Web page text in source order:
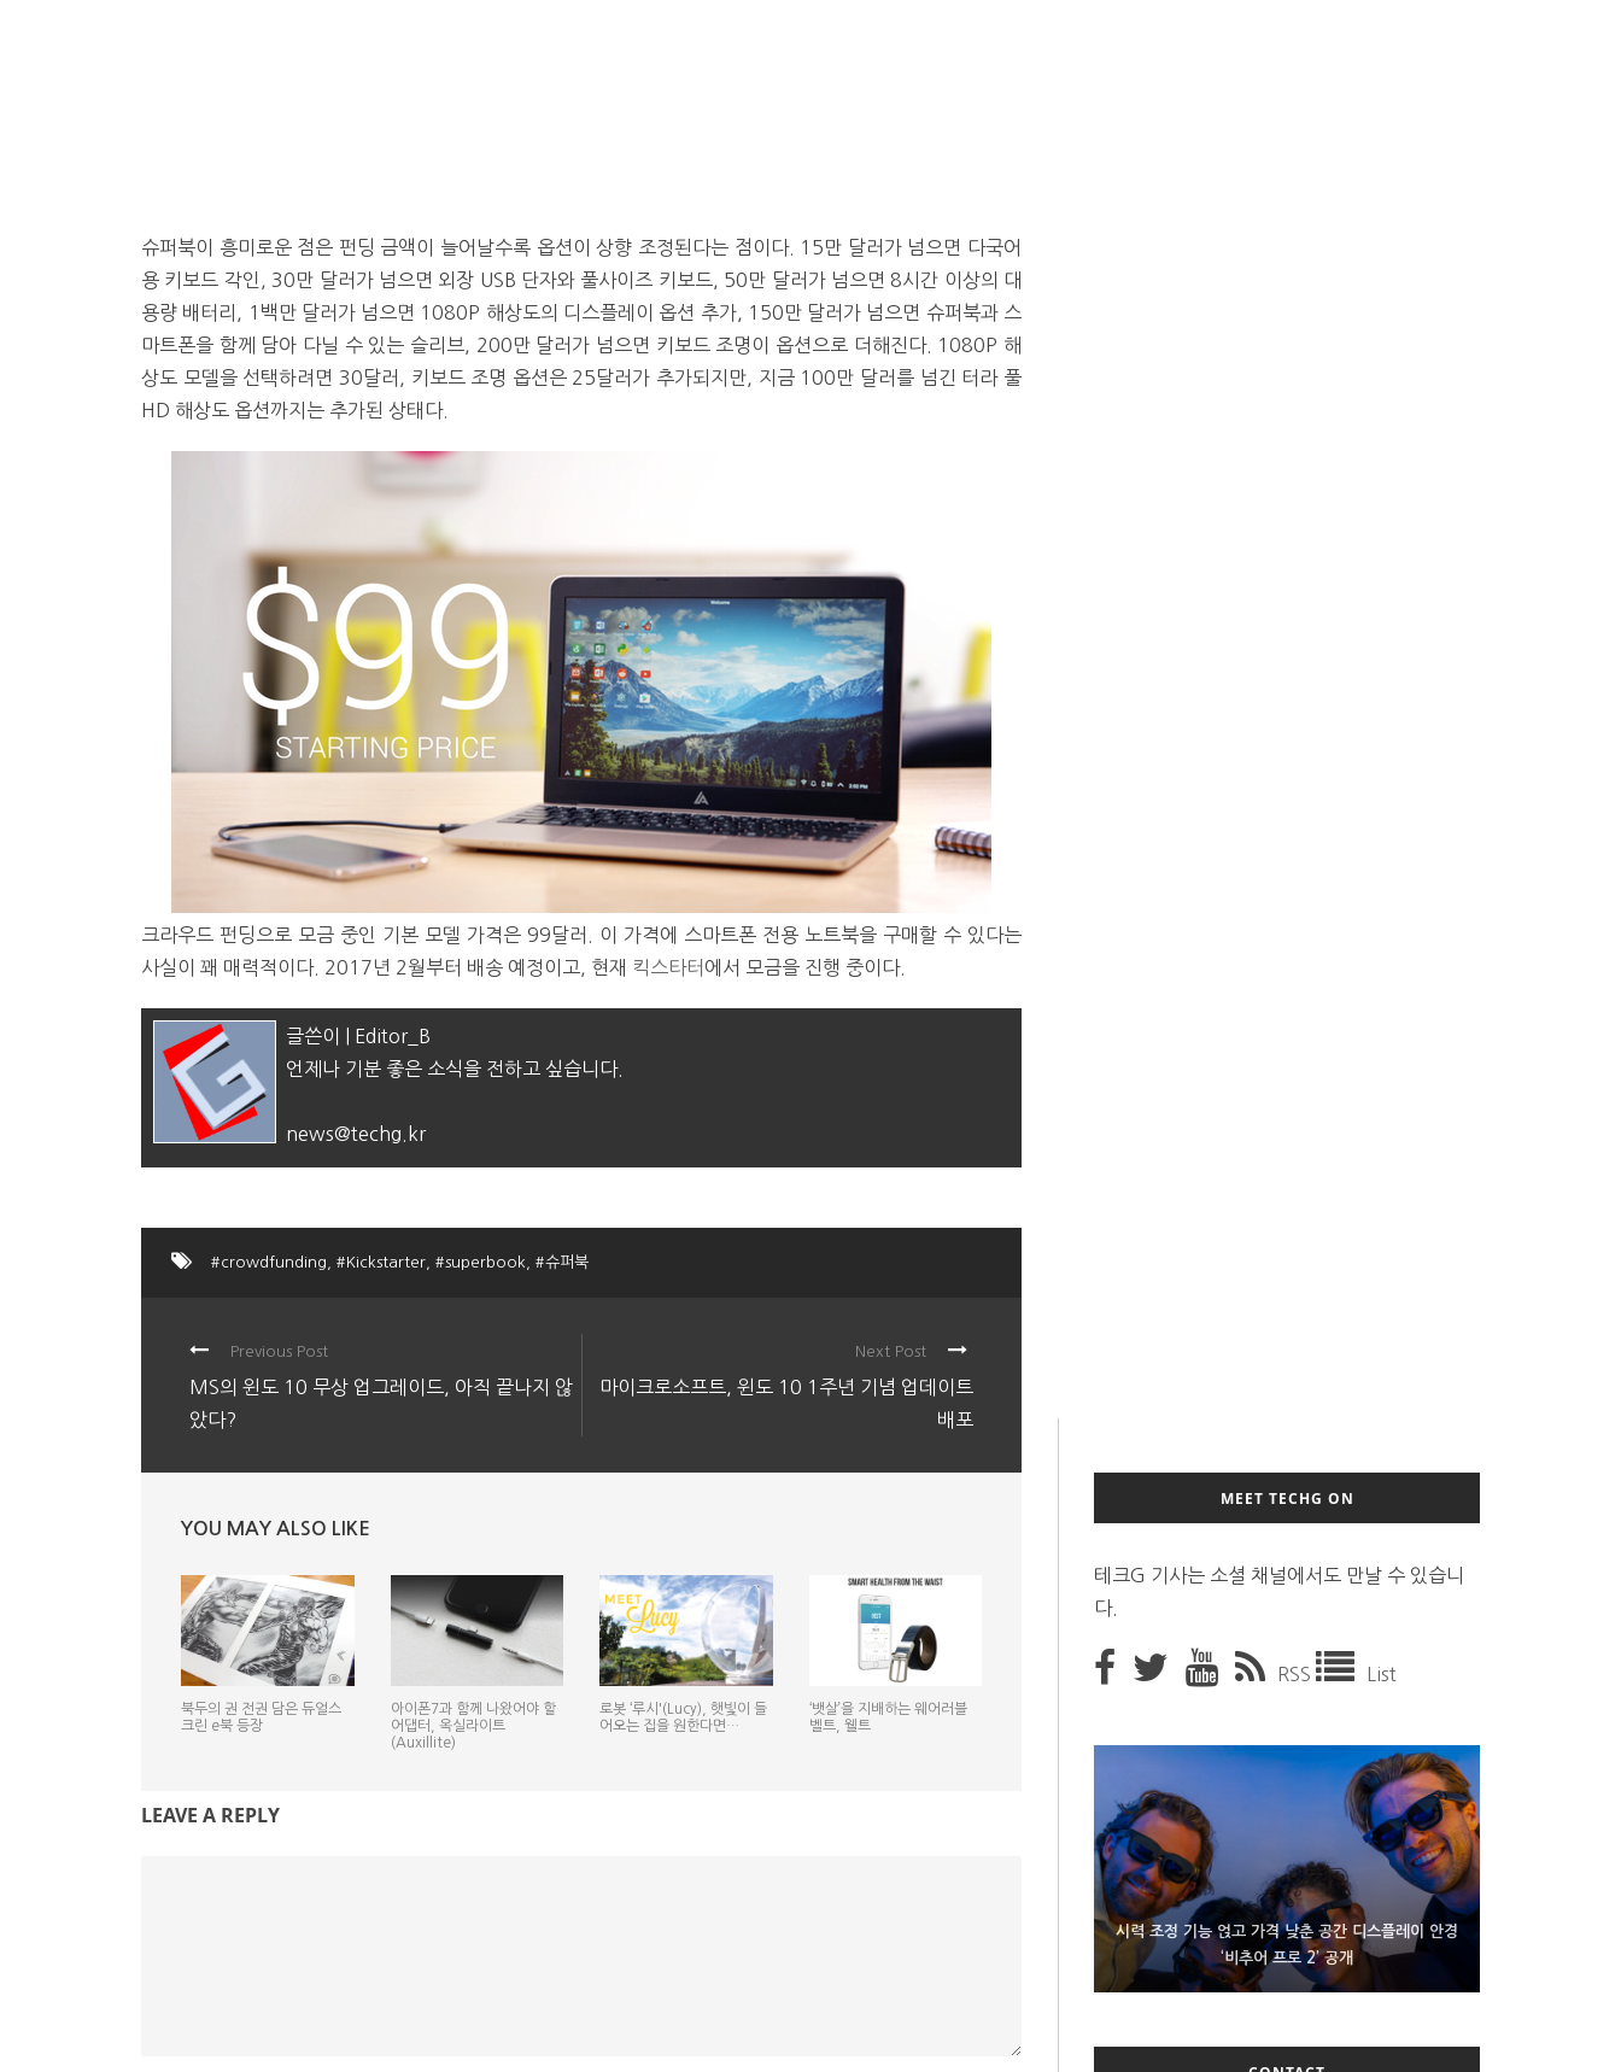
슈퍼북이 흥미로운 점은 펀딩 금액이 늘어날수록 옵션이 상향 조정된다는 점이다. 15만 달러가 넘으면 다국어
용 키보드 각인, 30만 달러가 넘으면 외장 USB 단자와 풀사이즈 키보드, 50만 달러가 넘으면 8시간 이상의 대
용량 배터리, 1백만 달러가 넘으면 1080P 해상도의 디스플레이 옵션 추가, 150만 달러가 넘으면 슈퍼북과 스
마트폰을 함께 담아 다닐 수 있는 슬리브, 200만 달러가 넘으면 키보드 조명이 옵션으로 더해진다. 1080P 해
상도 모델을 선택하려면 30달러, 키보드 조명 옵션은 25달러가 추가되지만, 지금 100만 달러를 넘긴 터라 풀
HD 해상도 옵션까지는 추가된 상태다.
크라우드 펀딩으로 모금 중인 기본 모델 가격은 99달러. 이 가격에 스마트폰 전용 노트북을 구매할 수 있다는
사실이 꽤 매력적이다. 2017년 2월부터 배송 예정이고, 현재 킥스타터 에서 모금을 진행 중이다.
글쓴이 | Editor_B
언제나 기분 좋은 소식을 전하고 싶습니다.
news@techg.kr
#crowdfunding #Kickstarter #superbook #슈퍼북
Previous Post
MS의 윈도 10 무상 업그레이드, 아직 끝나지 않
았다?
Next Post
마이크로소프트, 윈도 10 1주년 기념 업데이트
배포
YOU MAY ALSO LIKE
북두의 권 전권 담은 듀얼스
크린 e북 등장
아이폰7과 함께 나왔어야 할
어댑터, 옥실라이트
(Auxillite)
로봇 ‘루시'(Lucy), 햇빛이 들
어오는 집을 원한다면…
‘뱃살’을 지배하는 웨어러블
벨트, 웰트
LEAVE A REPLY
MEET TECHG ON
테크G 기사는 소셜 채널에서도 만날 수 있습니
다.
RSS List
시력 조정 기능 얹고 가격 낮춘 공간 디스플레이 안경
‘비추어 프로 2’ 공개
D램 부족에 10억달러어치 아이폰18 프로세서 패키징
대기 중
300~400달러 반지형 스피커 준비하는 오픈AI